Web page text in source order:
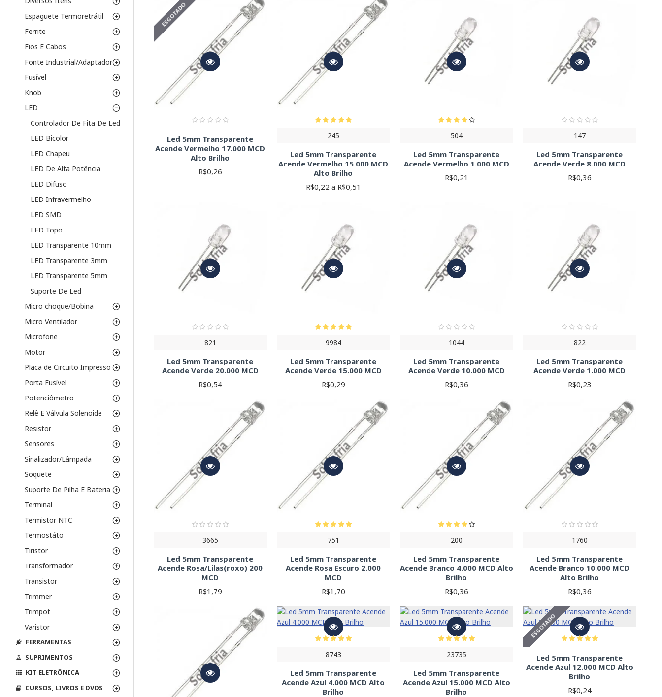
Espaguete Termoretrátil
Ferrite
Fios E Cabos
Fonte Industrial/Adaptador
Fusível
Knob
LED
Controlador De Fita De Led
LED Bicolor
LED Chapeu
LED De Alta Potência
LED Difuso
LED Infravermelho
LED SMD
LED Topo
LED Transparente 10mm
LED Transparente 3mm
LED Transparente 5mm
Suporte De Led
Micro choque/Bobina
Micro Ventilador
Microfone
Motor
Placa de Circuito Impresso
Porta Fusível
Potenciômetro
Relê E Válvula Solenoide
Resistor
Sensores
Sinalizador/Lâmpada
Soquete
Suporte De Pilha E Bateria
Terminal
Termistor NTC
Termostáto
Tiristor
Transformador
Transistor
Trimmer
Trimpot
Varistor
FERRAMENTAS
SUPRIMENTOS
KIT ELETRÔNICA
CURSOS, LIVROS E DVDS
ESGOTADO
Led 5mm Transparente
Acende Vermelho 17.000 MCD
Alto Brilho
R$0,26
245
Led 5mm Transparente
Acende Vermelho 15.000 MCD
Alto Brilho
R$0,22 a R$0,51
504
Led 5mm Transparente
Acende Vermelho 1.000 MCD
R$0,21
147
Led 5mm Transparente
Acende Verde 8.000 MCD
R$0,36
821
Led 5mm Transparente
Acende Verde 20.000 MCD
R$0,54
9984
Led 5mm Transparente
Acende Verde 15.000 MCD
R$0,29
1044
Led 5mm Transparente
Acende Verde 10.000 MCD
R$0,36
822
Led 5mm Transparente
Acende Verde 1.000 MCD
R$0,23
3665
Led 5mm Transparente
Acende Rosa/Lilas(roxo) 200
MCD
R$1,79
751
Led 5mm Transparente
Acende Rosa Escuro 2.000
MCD
R$1,70
200
Led 5mm Transparente
Acende Branco 4.000 MCD Alto
Brilho
R$0,36
1760
Led 5mm Transparente
Acende Branco 10.000 MCD
Alto Brilho
R$0,36
8743
Led 5mm Transparente
Acende Azul 4.000 MCD Alto
Brilho
23735
Led 5mm Transparente
Acende Azul 15.000 MCD Alto
Brilho
ESGOTADO
Led 5mm Transparente
Acende Azul 12.000 MCD Alto
Brilho
R$0,24